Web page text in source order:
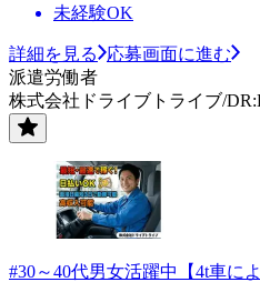
未経験OK
詳細を見る
応募画面に進む
派遣労働者
株式会社ドライブトライブ/
#30～40代男女活躍中【4t車に